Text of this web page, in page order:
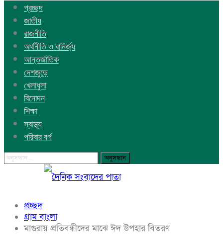
প্রচ্ছদ
জাতীয়
রাজনীতি
অর্থনীতি ও বানির্জ্য
আন্তর্জাতিক
দেশজুড়ে
খেলাধুলা
বিনোদন
শিক্ষা
স্বাস্থ্য
পরিবার বর্গ
প্রচ্ছদ
গ্রাম বাংলা
মাগুরায় প্রতিবন্ধীদের মাঝে ঈদ উপহার বিতরণ